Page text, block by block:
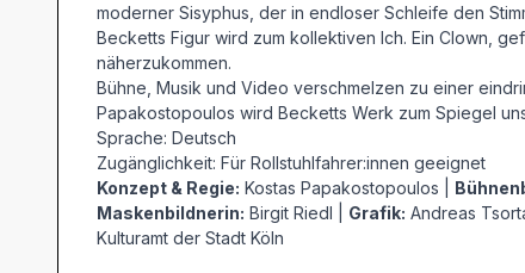
moderner Sisyphus, der in endloser Schleife den
Becketts Figur wird zum kollektiven Ich. Ein Clown,
näherzukommen.
Bühne, Musik und Video verschmelzen zu einer
Papakostopoulos wird Becketts Werk zum Spiegel
Sprache: Deutsch
Zugänglichkeit: Für Rollstuhlfahrer:innen geeignet
Konzept & Regie: Kostas Papakostopoulos |
Maskenbildnerin: Birgit Riedl | Grafik: Andreas
Kulturamt der Stadt Köln